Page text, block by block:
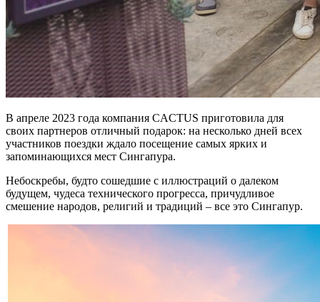
В апреле 2023 года компания CACTUS приготовила для
своих партнеров отличный подарок: на несколько дней всех
участников поездки ждало посещение самых ярких и
запоминающихся мест Сингапура.
Небоскребы, будто сошедшие с иллюстраций о далеком
будущем, чудеса технического прогресса, причудливое
смешение народов, религий и традиций – все это Сингапур.